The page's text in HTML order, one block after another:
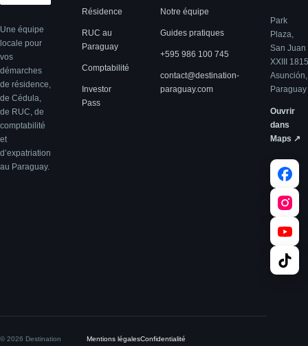
Une équipe
locale pour
vos
démarches
de résidence,
de Cédula,
de RUC, de
comptabilité
et
d’expatriation
au Paraguay.
Résidence
RUC au
Paraguay
Comptabilité
Investor
Pass
Notre équipe
Guides pratiques
+595 986 100 745
contact@destination-
paraguay.com
Park
Plaza,
San Juan
XXIII 1815
Asunción,
Paraguay
Ouvrir
dans
Maps ↗
© 2026 Destination
Mentions légalesConfidentialité